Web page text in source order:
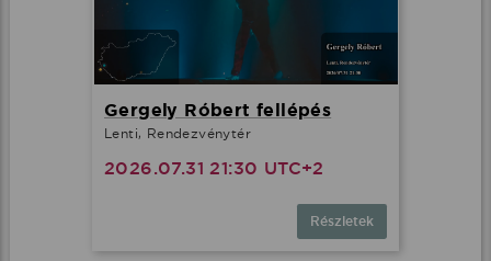
Gergely Róbert fellépés
Lenti, Rendezvénytér
2026.07.31 21:30 UTC+2
Részletek